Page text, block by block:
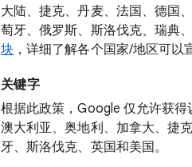
大陆、捷克、丹麦、法国、德国
萄牙、俄罗斯、斯洛伐克、瑞典
块 ，详细了解各个国家/地区可以
关键字
根据此政策，Google 仅允许获
澳大利亚、奥地利、加拿大、捷
牙、斯洛伐克、英国和美国。